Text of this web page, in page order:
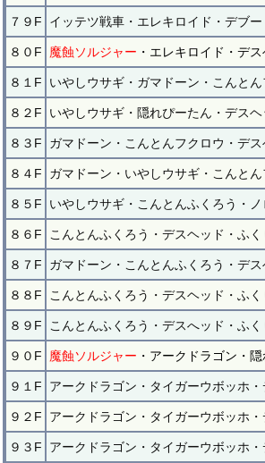
７９F イッテツ戦車・エレキロイド・デブ
８０F 魔蝕ソルジャー ・エレキロイド・デ
８１F いやしウサギ・ガマドーン・こんと
８２F いやしウサギ・隠れぴーたん・デス
８３F ガマドーン・こんとんフクロウ・デ
８４F ガマドーン・いやしウサギ・こんと
８５F いやしウサギ・こんとんふくろう・
８６F こんとんふくろう・デスヘッド・ふ
８７F ガマドーン・こんとんふくろう・デ
８８F こんとんふくろう・デスヘッド・ふ
８９F こんとんふくろう・デスへッド・ふ
９０F 魔蝕ソルジャー ・アークドラゴン・
９１F アークドラゴン・タイガーウボッホ
９２F アークドラゴン・タイガーウボッホ
９３F アークドラゴン・タイガーウボッホ